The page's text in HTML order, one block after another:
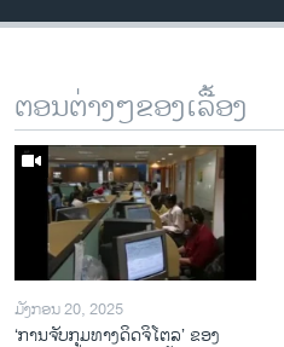
ຕອນຕ່າງໆຂອງເລື້ອງ
ມັງກອນ 20, 2025
‘ການຈັບກຸມທາງດິດຈິໂຕລ’ ຂອງ